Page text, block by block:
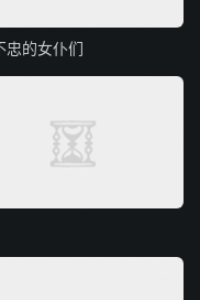
忠的女仆们